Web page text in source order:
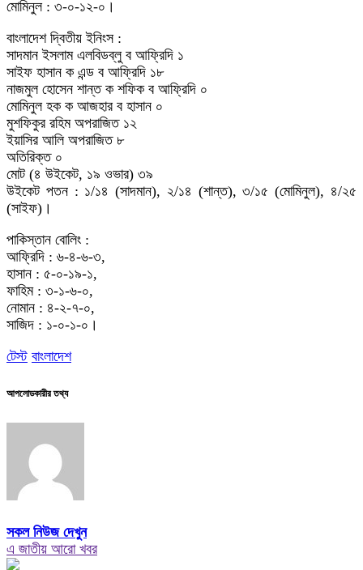
মোমিনুল : ৩-০-১২-০।
বাংলাদেশ দ্বিতীয় ইনিংস :
সাদমান ইসলাম এলবিডব্লু ব আফ্রিদি ১
সাইফ হাসান ক এন্ড ব আফ্রিদি ১৮
নাজমুল হোসেন শান্ত ক শফিক ব আফ্রিদি ০
মোমিনুল হক ক আজহার ব হাসান ০
মুশফিকুর রহিম অপরাজিত ১২
ইয়াসির আলি অপরাজিত ৮
অতিরিক্ত ০
মোট (৪ উইকেট, ১৯ ওভার) ৩৯
উইকেট পতন : ১/১৪ (সাদমান), ২/১৪ (শান্ত), ৩/১৫ (মোমিনুল), ৪/২৫
(সাইফ)।
পাকিস্তান বোলিং :
আফ্রিদি : ৬-৪-৬-৩,
হাসান : ৫-০-১৯-১,
ফাহিম : ৩-১-৬-০,
নোমান : ৪-২-৭-০,
সাজিদ : ১-০-১-০।
টেস্ট বাংলাদেশ
আপলোডকারীর তথ্য
সকল নিউজ দেখুন
এ জাতীয় আরো খবর